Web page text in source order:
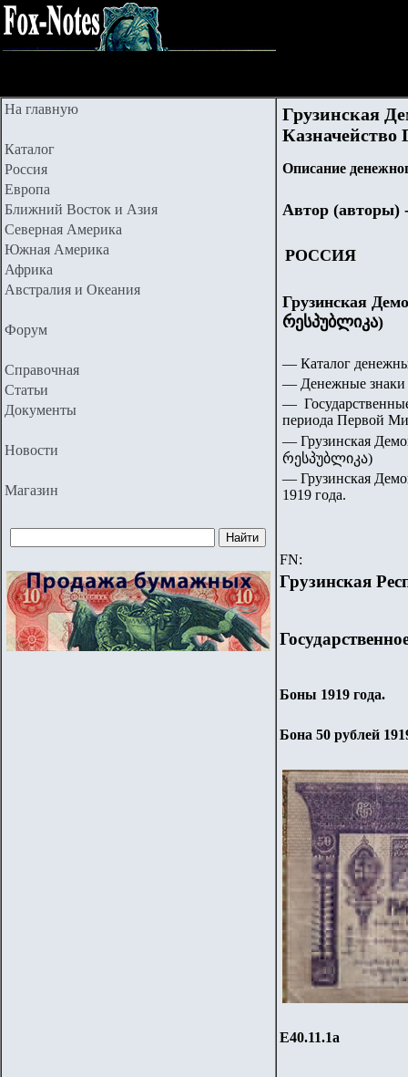
На главную
Каталог
Россия
Европа
Ближний Восток и Азия
Северная Америка
Южная Америка
Африка
Австралия и Океания
Форум
Справочная
Статьи
Документы
Новости
Магазин
Грузинская
Казначейство
Описание
Автор (авторы)
РОССИЯ
Грузинская
რესპუბლიკა)
— Каталог
— Денежные знаки
—
периода Первой
— Грузинская
რესპუბლიკა)
— Грузинская
1919 года.
FN:
Грузинская
Боны 1919 года.
Бона 50 рублей
Е40.11.1a